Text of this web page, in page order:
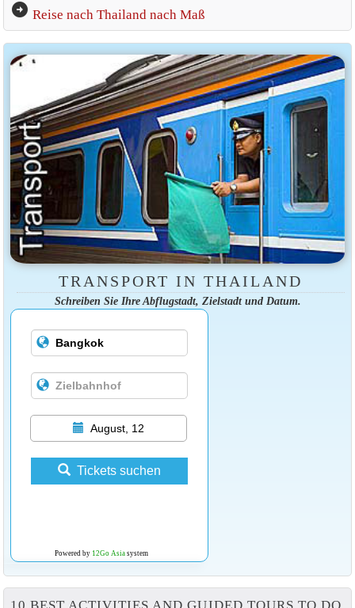
arrow_circle_right Reise nach Thailand nach Maß
TRANSPORT IN THAILAND
Schreiben Sie Ihre Abflugstadt, Zielstadt und Datum.
August, 12
Tickets suchen
Powered by 12Go Asiasystem